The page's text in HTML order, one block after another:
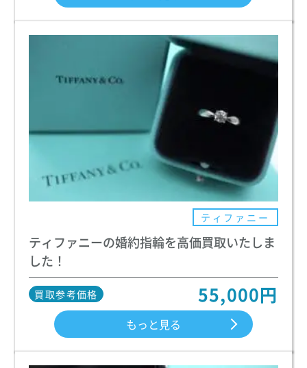
ティファニー
ティファニーの婚約指輪を高価買取いたしま
した！
買取参考価格 55,000円
もっと見る